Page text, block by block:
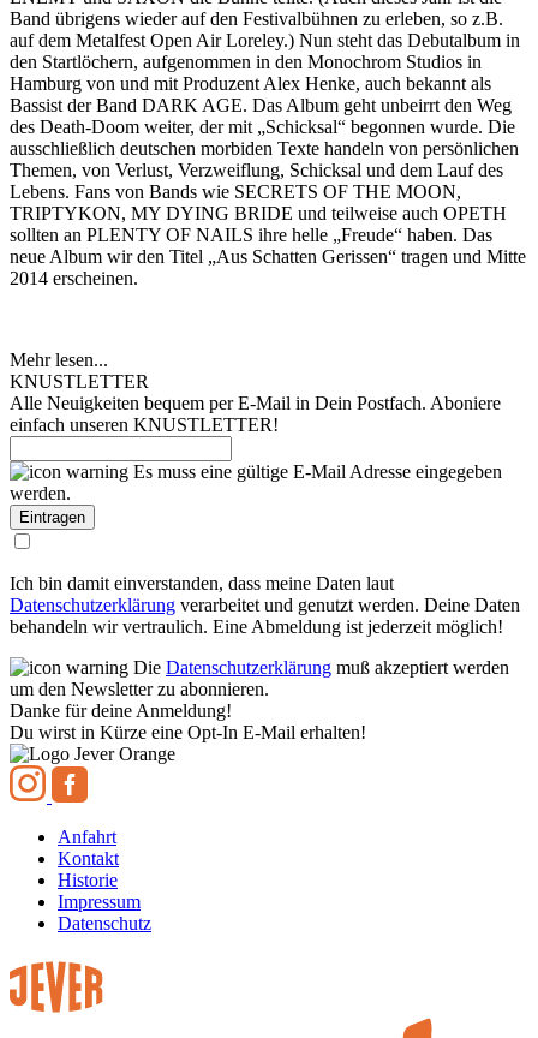
Band übrigens wieder auf den Festivalbühnen zu erleben, so z.B.
auf dem Metalfest Open Air Loreley.) Nun steht das Debutalbum in
den Startlöchern, aufgenommen in den Monochrom Studios in
Hamburg von und mit Produzent Alex Henke, auch bekannt als
Bassist der Band DARK AGE. Das Album geht unbeirrt den Weg
des Death-Doom weiter, der mit „Schicksal“ begonnen wurde. Die
ausschließlich deutschen morbiden Texte handeln von persönlichen
Themen, von Verlust, Verzweiflung, Schicksal und dem Lauf des
Lebens. Fans von Bands wie SECRETS OF THE MOON,
TRIPTYKON, MY DYING BRIDE und teilweise auch OPETH
sollten an PLENTY OF NAILS ihre helle „Freude“ haben. Das
neue Album wir den Titel „Aus Schatten Gerissen“ tragen und Mitte
2014 erscheinen.
Mehr lesen...
KNUSTLETTER
Alle Neuigkeiten bequem per E-Mail in Dein Postfach. Aboniere
einfach unseren KNUSTLETTER!
Es muss eine gültige E-Mail Adresse eingegeben
werden.
Ich bin damit einverstanden, dass meine Daten laut
Datenschutzerklärung verarbeitet und genutzt werden. Deine Daten
behandeln wir vertraulich. Eine Abmeldung ist jederzeit möglich!
Die Datenschutzerklärung muß akzeptiert werden
um den Newsletter zu abonnieren.
Danke für deine Anmeldung!
Du wirst in Kürze eine Opt-In E-Mail erhalten!
Anfahrt
Kontakt
Historie
Impressum
Datenschutz